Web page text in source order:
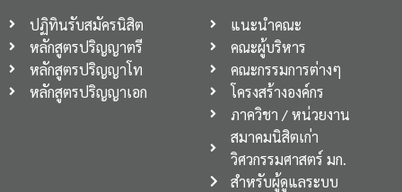
ปฏิทินรับสมัครนิสิต
หลักสูตรปริญญาตรี
หลักสูตรปริญญาโท
หลักสูตรปริญญาเอก
แนะนำคณะ
คณะผู้บริหาร
คณะกรรมการต่างๆ
โครงสร้างองค์กร
ภาควิชา / หน่วยงาน
สมาคมนิสิตเก่า
วิศวกรรมศาสตร์ มก.
สำหรับผู้ดูแลระบบ